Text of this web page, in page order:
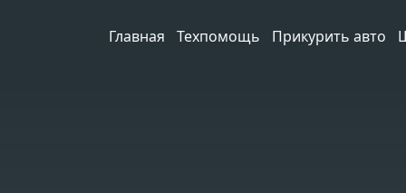
Главная Техпомощь Прикурить авто